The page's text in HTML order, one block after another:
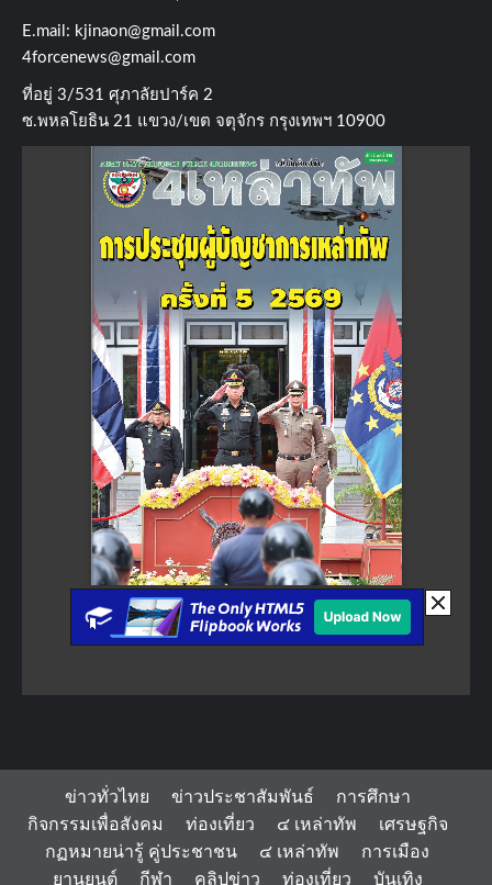
E.mail: kjinaon@gmail.com
4forcenews@gmail.com
ที่อยู่​ 3/531​ ศุภาลัยปาร์ค​ 2
ซ.พหลโยธิน​ 21​ แขวง/เขต​ จตุจักร​ กรุงเทพฯ 10900
ข่าวทั่วไทย ข่าวประชาสัมพันธ์
การศึกษา
กิจกรรมเพื่อสังคม
ท่องเที่ยว ๔ เหล่าทัพ
เศรษฐกิจ
กฏหมายน่ารู้ คู่ประชาชน
๔ เหล่าทัพ
การเมือง
ยานยนต์
กีฬา คลิปข่าว ท่องเที่ยว บันเทิง